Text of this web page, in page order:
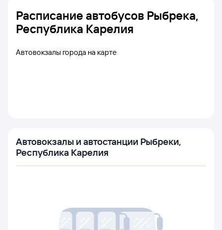
Расписание автобусов Рыбрека,
Республика Карелия
Автовокзалы города на карте
Автовокзалы и автостанции Рыбреки,
Республика Карелия